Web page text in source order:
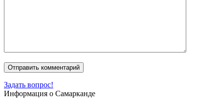
Задать вопрос!
Информация о Самарканде